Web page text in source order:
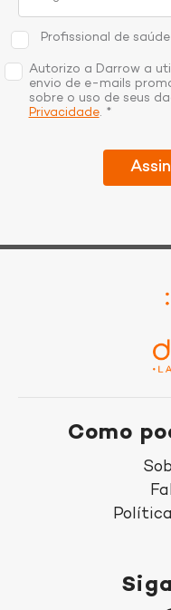
Profissional de saúde
Autorizo a Darrow a
envio de e-mails
sobre o uso de seus
Privacidade. *
Como